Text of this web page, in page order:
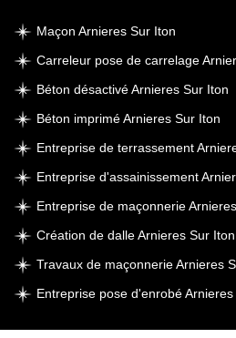
Maçon Arnieres Sur Iton
Carreleur pose de carrelage
Béton désactivé Arnieres Sur Iton
Béton imprimé Arnieres Sur Iton
Entreprise de terrassement
Entreprise d'assainissement
Entreprise de maçonnerie
Création de dalle Arnieres Sur Iton
Travaux de maçonnerie Arnieres
Entreprise pose d'enrobé